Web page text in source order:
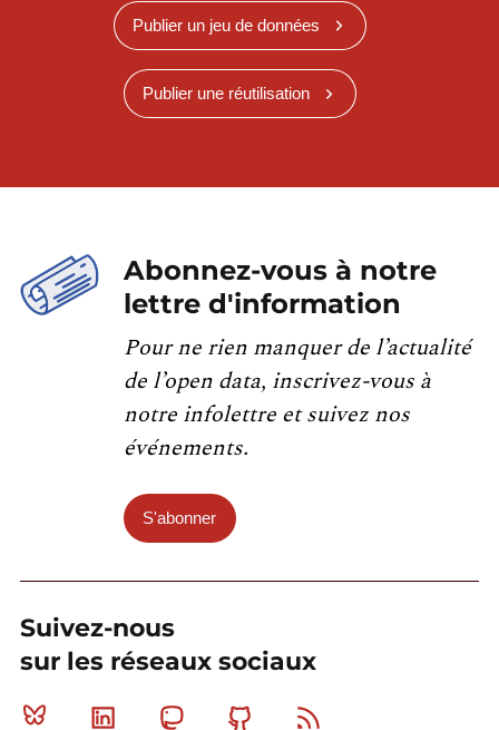
Publier un jeu de données
Publier une réutilisation
Abonnez-vous à notre
lettre d'information
Pour ne rien manquer de l’actualité
de l’open data, inscrivez-vous à
notre infolettre et suivez nos
événements.
S'abonner
Suivez-nous
sur les réseaux sociaux
Bluesky Linkedin MastodonGithub